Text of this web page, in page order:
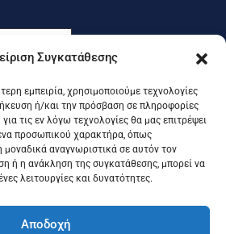
Συγκατάθεσης
εμπειρία, χρησιμοποιούμε τεχνολογίες
ή/και την πρόσβαση σε πληροφορίες
τις εν λόγω τεχνολογίες θα μας επιτρέψει
προσωπικού χαρακτήρα, όπως
αναγνωριστικά σε αυτόν τον
ή η ανάκληση της συγκατάθεσης, μπορεί να
λειτουργίες και δυνατότητες.
Αποδοχή
στα social